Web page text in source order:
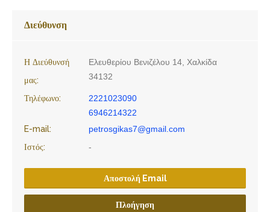
Διεύθυνση
Η Διεύθυνσή
μας:
Ελευθερίου Βενιζέλου 14, Χαλκίδα
34132
Τηλέφωνο:
2221023090
6946214322
E-mail:
petrosgikas7@gmail.com
Ιστός:
-
Αποστολή Email
Πλοήγηση